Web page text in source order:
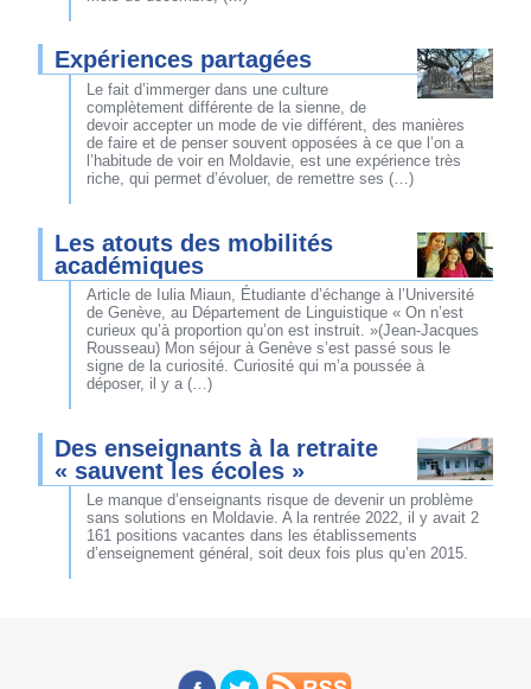
Expériences partagées
Le fait d’immerger dans une culture
complètement différente de la sienne, de
devoir accepter un mode de vie différent, des manières
de faire et de penser souvent opposées à ce que l’on a
l’habitude de voir en Moldavie, est une expérience très
riche, qui permet d’évoluer, de remettre ses (…)
Les atouts des mobilités
académiques
Article de Iulia Miaun, Étudiante d’échange à l’Université
de Genève, au Département de Linguistique « On n’est
curieux qu’à proportion qu’on est instruit. »(Jean-Jacques
Rousseau) Mon séjour à Genève s’est passé sous le
signe de la curiosité. Curiosité qui m’a poussée à
déposer, il y a (…)
Des enseignants à la retraite
« sauvent les écoles »
Le manque d’enseignants risque de devenir un problème
sans solutions en Moldavie. A la rentrée 2022, il y avait 2
161 positions vacantes dans les établissements
d’enseignement général, soit deux fois plus qu’en 2015.